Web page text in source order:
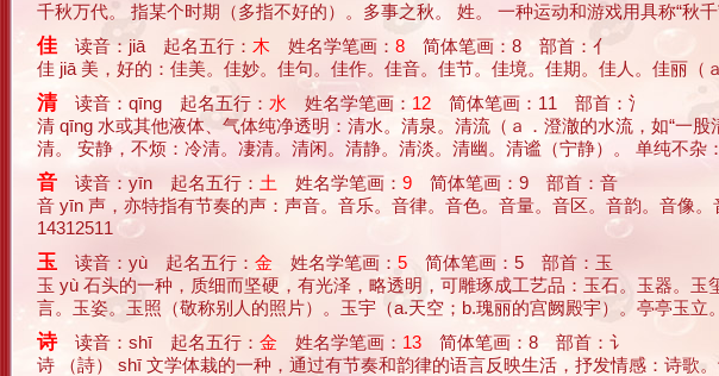
千秋万代。 指某个时期（多指不好的）。多事之秋。 姓。 一种运动和游戏用具称“秋
佳 读音：jiā 起名五行： 木 姓名学笔画： 8 简体笔画：8 部首：亻
佳 jiā 美，好的：佳美。佳妙。佳句。佳作。佳音。佳节。佳境。佳期。佳人。佳丽
清读音：qīng 起名五行： 水 姓名学笔画： 12 简体笔画：11 部首：氵
清 qīng 水或其他液体、气体纯净透明：清水。清泉。清流（ａ．澄澈的水流，如“一
清。 安静，不烦：冷清。凄清。清闲。清静。清淡。清幽。清谧（宁静）。 单纯不杂
音 读音：yīn 起名五行： 土 姓名学笔画： 9 简体笔画：9 部首：音
音 yīn 声，亦特指有节奏的声：声音。音乐。音律。音色。音量。音区。音韵。音像
14312511
玉 读音：yù 起名五行： 金 姓名学笔画： 5 简体笔画：5 部首：玉
玉 yù 石头的一种，质细而坚硬，有光泽，略透明，可雕琢成工艺品：玉石。玉器。
言。玉姿。玉照（敬称别人的照片）。玉宇（a.天空；b.瑰丽的宫阙殿宇）。亭亭玉
诗读音：shī 起名五行： 金 姓名学笔画： 13 简体笔画：8 部首：讠
诗 （詩） shī 文学体栽的一种，通过有节奏和韵律的语言反映生活，抒发情感：诗